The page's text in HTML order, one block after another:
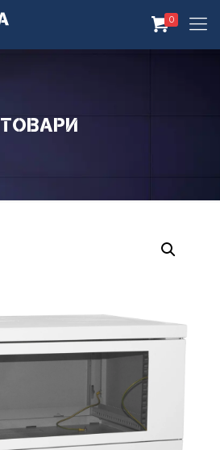
0
Товари